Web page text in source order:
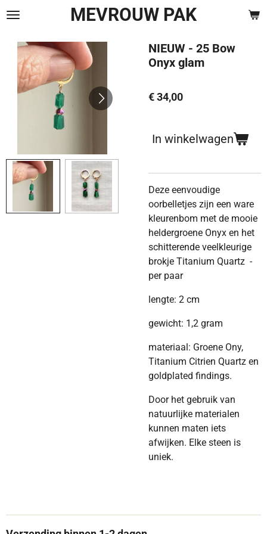
Ga
naar
hoofdinhoud
MEVROUW PAK
NIEUW - 25 Bow
Onyx glam
€ 34,00
In winkelwagen
Deze eenvoudige
oorbelletjes zijn een ware
kleurenbom met de mooie
heldergroene Onyx en het
schitterende veelkleurige
brokje Titanium Quartz -
per paar
lengte: 2 cm
gewicht: 1,2 gram
materiaal: Groene Ony,
Titanium Citrien Quartz en
goldplated findings.
Door het gebruik van
natuurlijke materialen
kunnen maten iets
afwijken. Elke steen is
uniek.